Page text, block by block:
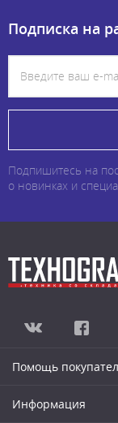
Подписка на
Подпишитесь на
о новинках и
Помощь
Информация